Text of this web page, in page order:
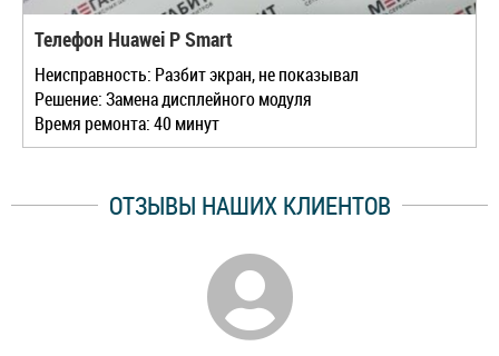
Телефон Huawei P Smart
Неисправность: Разбит экран, не показывал
Решение: Замена дисплейного модуля
Время ремонта: 40 минут
ОТЗЫВЫ НАШИХ КЛИЕНТОВ